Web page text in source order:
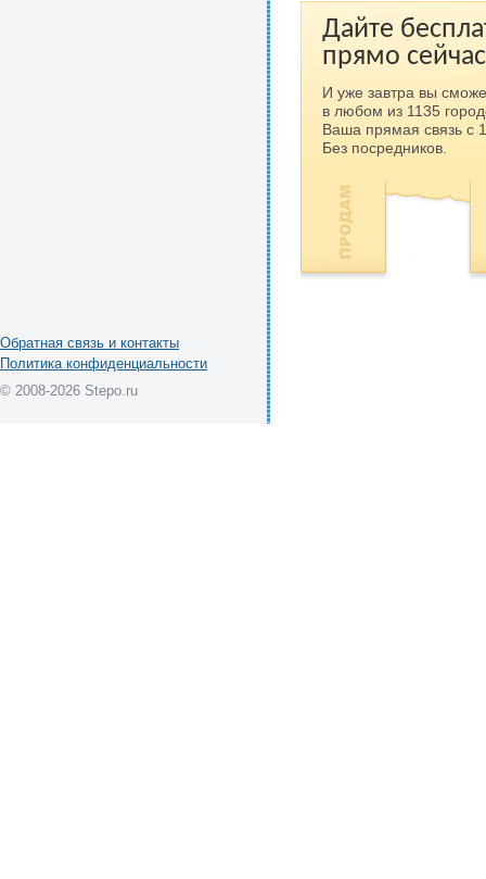
Дайте
прямо
И уже завтра вы
в любом из 1135
Ваша прямая связь с
Без посредников.
Обратная связь и контакты
Политика конфиденциальности
© 2008-2026 Stepo.ru